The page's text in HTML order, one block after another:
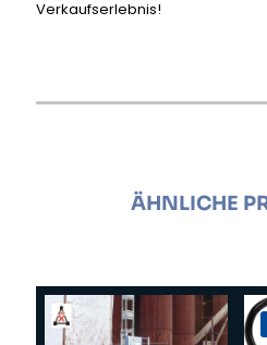
Verkaufserlebnis!
ÄHNLICHE